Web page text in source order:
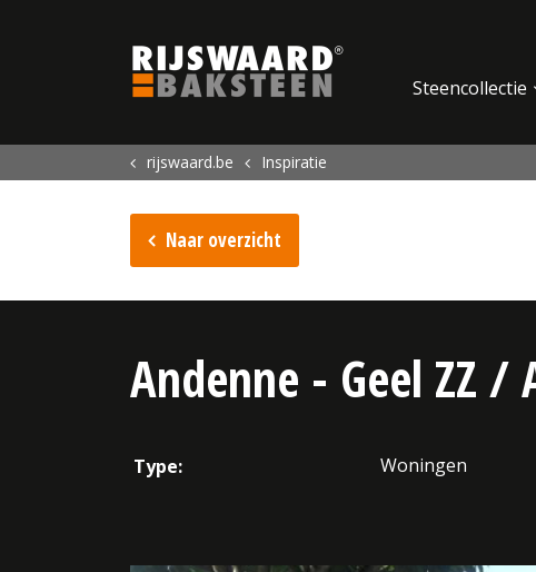
Steencollectie
rijswaard.be Inspiratie
Naar overzicht
Andenne - Geel ZZ /
Type: Woningen